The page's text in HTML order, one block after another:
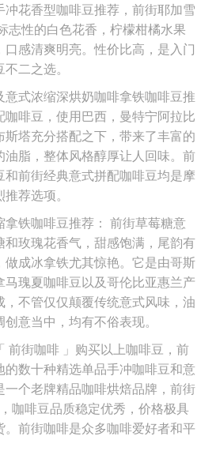
冲花香型咖啡豆推荐，前街耶加雪
志性的白色花香，柠檬柑橘水果
口感清爽明亮。性价比高，是入门
二之选。
意式浓缩深烘奶咖啡拿铁咖啡豆推
咖啡豆，使用巴西，曼特宁阿拉比
斯塔充分搭配之下，带来了丰富的
油脂，整体风格醇厚让人回味。前
和前街经典意式拼配咖啡豆均是摩
荐选项。
拿铁咖啡豆推荐： 前街草莓糖意
和玫瑰花香气，甜感饱满，尾韵有
做成冰拿铁尤其惊艳。它是由哥斯
马瑰夏咖啡豆以及哥伦比亚惠兰产
，不管仅仅颠覆传统意式风味，油
意当中，均有不俗表现。
前街咖啡 」购买以上咖啡豆，前
的数十种精选单品手冲咖啡豆和意
一个老牌精品咖啡烘焙品牌，前街
咖啡豆品质稳定优秀，价格极具
。前街咖啡是众多咖啡爱好者和平